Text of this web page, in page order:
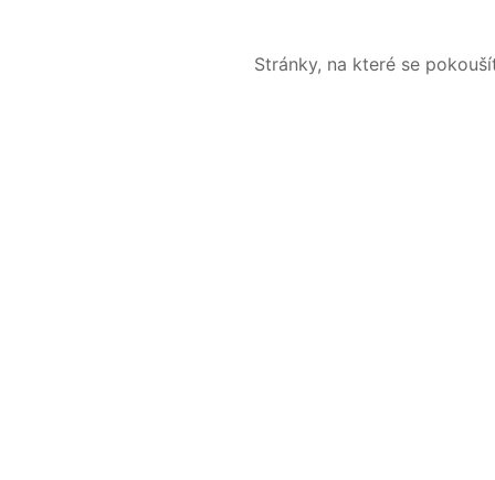
Stránky, na které se